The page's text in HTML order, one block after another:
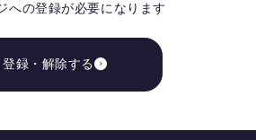
への登録が必要になります
登録・解除する